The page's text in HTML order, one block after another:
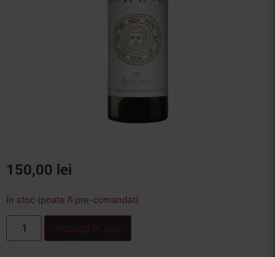
150,00 lei
În stoc (poate fi pre-comandat)
Adaugă în coș